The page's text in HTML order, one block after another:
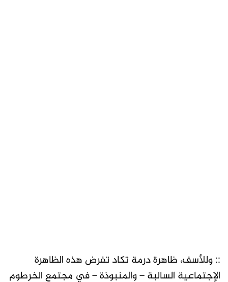
:: وللأسف، ظاهرة درمة تكاد تفرض هذه الظاهرة
الإجتماعية السالبة – والمنبوذة – في مجتمع الخرطوم